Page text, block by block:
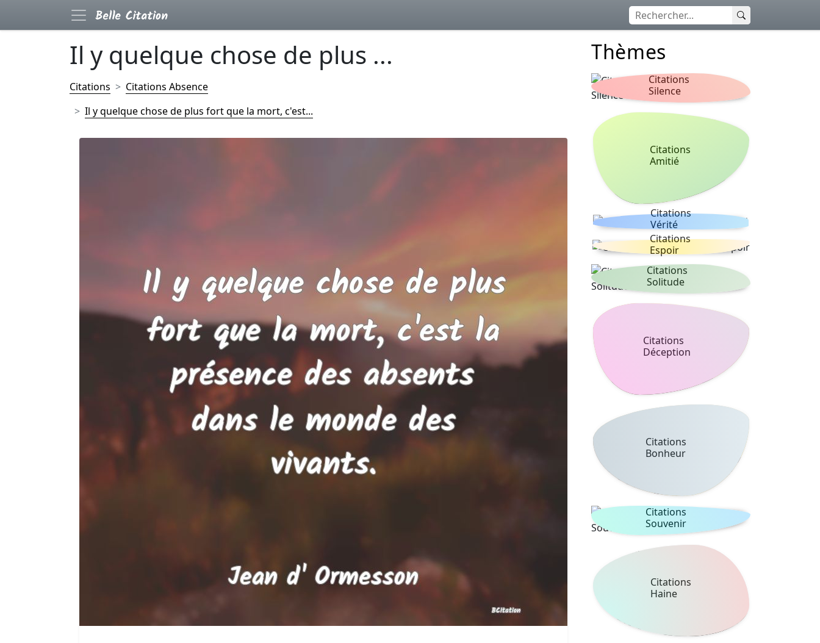
Il y quelque chose de plus ...
Citations
Citations Absence
Il y quelque chose de plus fort que la mort, c'est...
Thèmes
Citations
Silence
Citations
Amitié
Citations
Vérité
Citations
Espoir
Citations
Solitude
Citations
Déception
Citations
Bonheur
Citations
Souvenir
Citations
Haine